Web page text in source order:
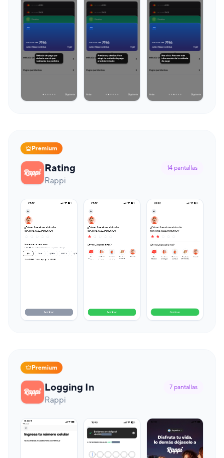
Premium
Rating
Rappi
14 pantallas
Premium
Logging In
Rappi
7 pantallas